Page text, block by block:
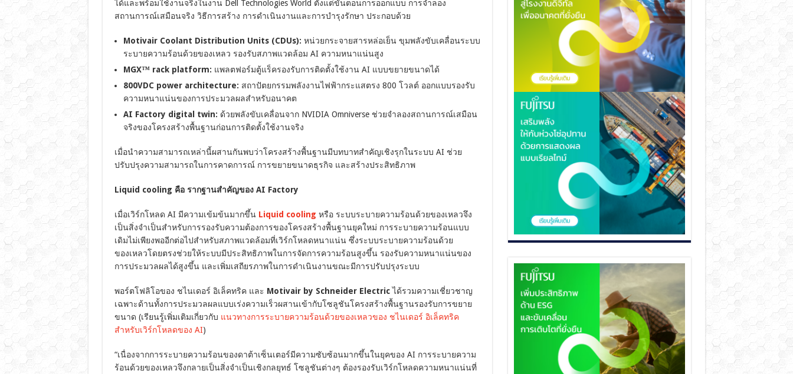
ได้และพร้อมใช้งานจริงในงาน Dell Technologies World ตั้งแต่ขั้นตอนการออกแบบ การจำลอง
สถานการณ์เสมือนจริง วิธีการสร้าง การดำเนินงานและการบำรุงรักษา ประกอบด้วย
Motivair Coolant Distribution Units (CDUs): หน่วยกระจายสารหล่อเย็น ขุมพลังขับเคลื่อนระบบ
ระบายความร้อนด้วยของเหลว รองรับสภาพแวดล้อม AI ความหนาแน่นสูง
MGX™ rack platform: แพลตฟอร์มตู้แร็ครองรับการติดตั้งใช้งาน AI แบบขยายขนาดได้
800VDC power architecture: สถาปัตยกรรมพลังงานไฟฟ้ากระแสตรง 800 โวลต์ ออกแบบรองรับ
ความหนาแน่นของการประมวลผลสำหรับอนาคต
AI Factory digital twin: ด้วยพลังขับเคลื่อนจาก NVIDIA Omniverse ช่วยจำลองสถานการณ์เสมือน
จริงของโครงสร้างพื้นฐานก่อนการติดตั้งใช้งานจริง
เมื่อนำความสามารถเหล่านี้ผสานกันพบว่าโครงสร้างพื้นฐานมีบทบาทสำคัญเชิงรุกในระบบ AI ช่วย
ปรับปรุงความสามารถในการคาดการณ์ การขยายขนาดธุรกิจ และสร้างประสิทธิภาพ
Liquid cooling คือ รากฐานสำคัญของ AI Factory
เมื่อเวิร์กโหลด AI มีความเข้มข้นมากขึ้น Liquid cooling หรือ ระบบระบายความร้อนด้วยของเหลวจึง
เป็นสิ่งจำเป็นสำหรับการรองรับความต้องการของโครงสร้างพื้นฐานยุคใหม่ การระบายความร้อนแบบ
เดิมไม่เพียงพออีกต่อไปสำหรับสภาพแวดล้อมที่เวิร์กโหลดหนาแน่น ซึ่งระบบระบายความร้อนด้วย
ของเหลวโดยตรงช่วยให้ระบบมีประสิทธิภาพในการจัดการความร้อนสูงขึ้น รองรับความหนาแน่นของ
การประมวลผลได้สูงขึ้น และเพิ่มเสถียรภาพในการดำเนินงานขณะมีการปรับปรุงระบบ
พอร์ตโฟลิโอของ ชไนเดอร์ อิเล็คทริค และ Motivair by Schneider Electricได้รวมความเชี่ยวชาญ
เฉพาะด้านทั้งการประมวลผลแบบเร่งความเร็วผสานเข้ากับโซลูชันโครงสร้างพื้นฐานรองรับการขยาย
ขนาด (เรียนรู้เพิ่มเติมเกี่ยวกับ แนวทางการระบายความร้อนด้วยของเหลวของ ชไนเดอร์ อิเล็คทริค
สำหรับเวิร์กโหลดของ AI)
“เนื่องจากการระบายความร้อนของดาต้าเซ็นเตอร์มีความซับซ้อนมากขึ้นในยุคของ AI การระบายความ
ร้อนด้วยของเหลวจึงกลายเป็นสิ่งจำเป็นเชิงกลยุทธ์ โซลูชันต่างๆ ต้องรองรับเวิร์กโหลดความหนาแน่นที่